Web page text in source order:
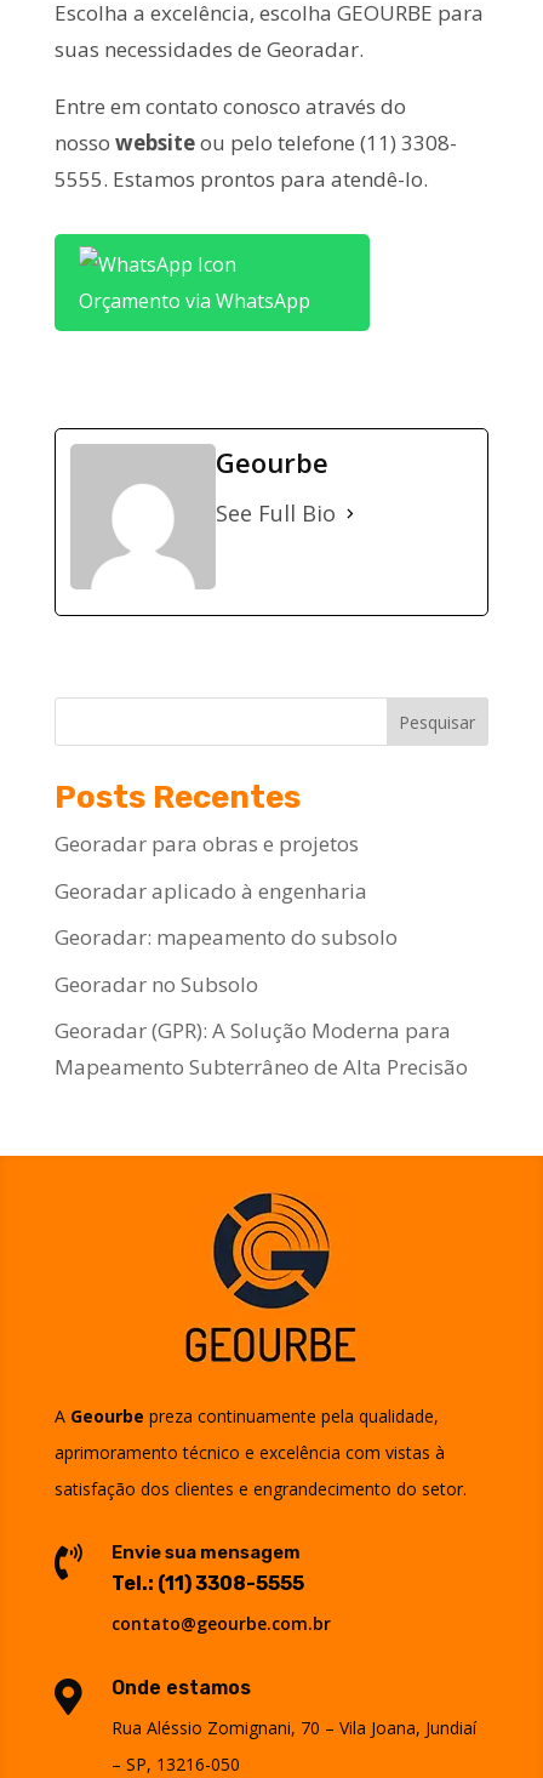
Escolha a excelência, escolha GEOURBE para
suas necessidades de Georadar.
Entre em contato conosco através do
nosso websiteou pelo telefone (11) 3308-
5555. Estamos prontos para atendê-lo.
Orçamento via WhatsApp
Geourbe
See Full Bio
Pesquisar
Posts Recentes
Georadar para obras e projetos
Georadar aplicado à engenharia
Georadar: mapeamento do subsolo
Georadar no Subsolo
Georadar (GPR): A Solução Moderna para
Mapeamento Subterrâneo de Alta Precisão
A Geourbe preza continuamente pela qualidade,
aprimoramento técnico e excelência com vistas à
satisfação dos clientes e engrandecimento do setor.
 Envie sua mensagem
Tel.: (11) 3308-5555
contato@geourbe.com.br

Onde estamos
Rua Aléssio Zomignani, 70 – Vila Joana, Jundiaí
– SP, 13216-050